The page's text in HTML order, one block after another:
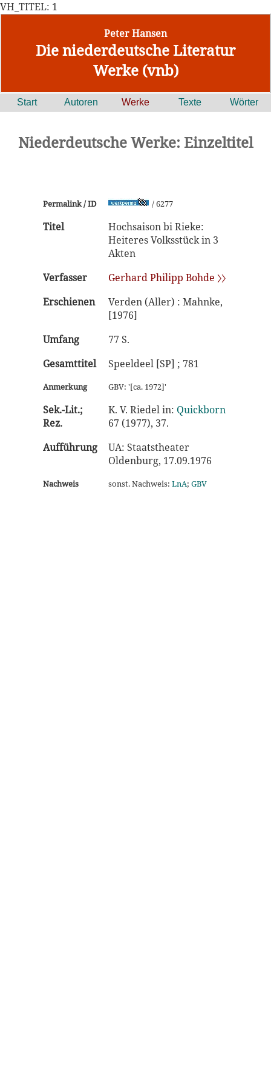
VH_TITEL: 1
Peter Hansen
Die niederdeutsche Literatur
Werke (vnb)
Start Autoren Werke Texte Wörter
Niederdeutsche Werke: Einzeltitel
Permalink / ID / 6277
Titel
Hochsaison bi Rieke:
Heiteres Volksstück in 3
Akten
Verfasser
Gerhard Philipp Bohde 〉〉
Erschienen
Verden (Aller) : Mahnke,
[1976]
Umfang
77 S.
Gesamttitel
Speeldeel [SP] ; 781
Anmerkung GBV: '[ca. 1972]'
Sek.-Lit.;
Rez.
K. V. Riedel in: Quickborn
67 (1977), 37.
Aufführung
UA: Staatstheater
Oldenburg, 17.09.1976
Nachweis sonst. Nachweis: LnA; GBV